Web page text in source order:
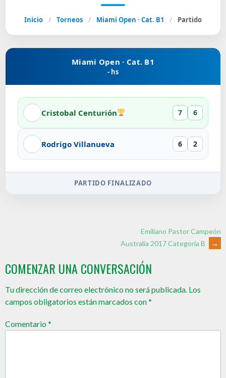
Inicio / Torneos / Miami Open · Cat. B1 / Partido
Miami Open · Cat. B1
- hs
Cristobal Centurión 7 6
Rodrigo Villanueva 6 2
PARTIDO FINALIZADO
Emiliano Pastor Campeón
Australia 2017 Categoría B
→
COMENZAR UNA CONVERSACIÓN
Tu dirección de correo electrónico no será publicada. Los
campos obligatorios están marcados con*
Comentario*